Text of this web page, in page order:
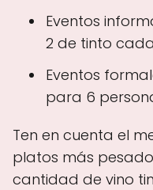
Eventos
2 de tinto
Eventos
para 6
Ten en cuenta el
platos más
cantidad de vino